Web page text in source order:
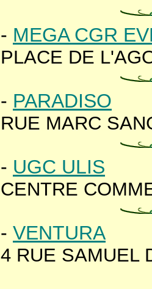
- MEGA CGR
PLACE DE
- PARADISO
RUE MARC
- UGC ULIS
CENTRE
- VENTURA
4 RUE SAMUEL